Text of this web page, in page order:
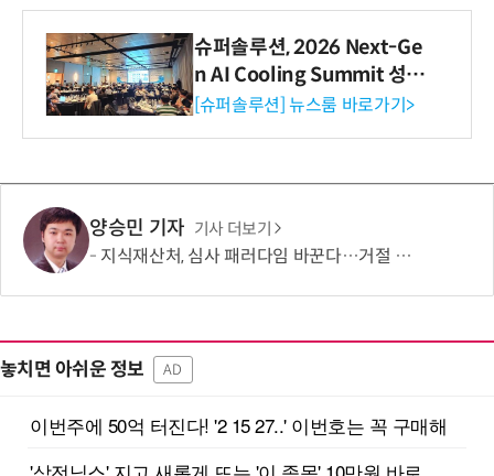
슈퍼솔루션, 2026 Next-Ge
n AI Cooling Summit 성황
리 성료
[슈퍼솔루션] 뉴스룸 바로가기>
양승민 기자 기사 더보기
지식재산처, 심사 패러다임 바꾼다…거절 중심에서 '권리 설계'로 전환
놓치면 아쉬운 정보 AD